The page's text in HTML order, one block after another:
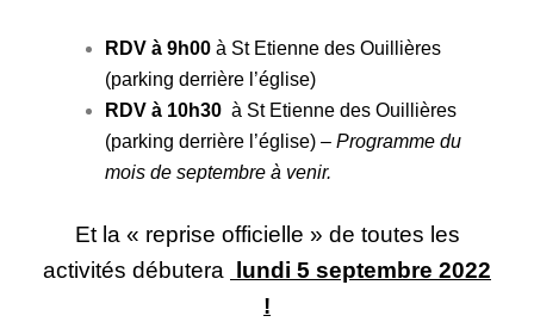
RDV à 9h00 à St Etienne des Ouillières
(parking derrière l’église)
RDV à 10h30 à St Etienne des Ouillières
(parking derrière l’église) –Programme du
mois de septembre à venir.
Et la « reprise officielle » de toutes les
activités débutera
lundi 5 septembre 2022
!